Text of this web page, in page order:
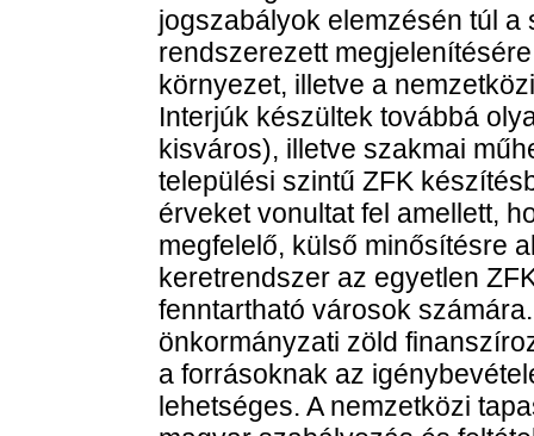
jogszabályok elemzésén túl
rendszerezett
környezet, illetve a
Interjúk készültek továbbá
kisváros), illetve szakmai
települési szintű ZFK
érveket vonultat fel amellett,
megfelelő, külső minősítésre
keretrendszer az egyetlen
fenntartható városok
önkormányzati zöld
a forrásoknak az
lehetséges. A nemzetközi